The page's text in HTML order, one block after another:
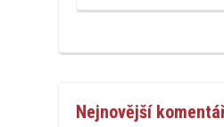
Nejnovější